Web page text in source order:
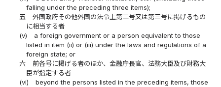
falling under the preceding three items);
五
外国政府その他外国の法令上第二号又は第三号に掲げるもの
に相当する者
(v)
a foreign government or a person equivalent to those
listed in item (ii) or (iii) under the laws and regulations of a
foreign state; or
六
前各号に掲げる者のほか、金融庁長官、法務大臣及び財務大
臣が指定する者
(vi)
beyond the persons listed in the preceding items, those